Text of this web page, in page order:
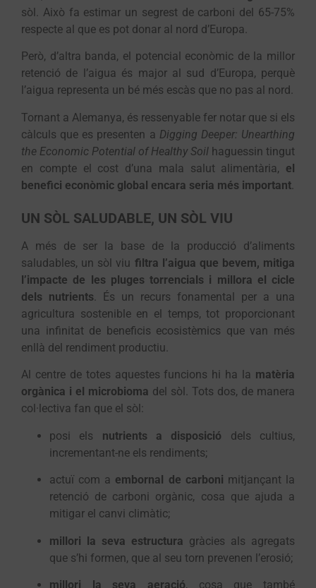
sòl. Això fa estimar un segrest de carboni del 65-75%
respecte al que es pot donar al nord d’Europa.
Però, d’altra banda, el potencial econòmic de la millor
retenció de l’aigua és major al sud d’Europa, perquè
l’aigua representa un bé més escàs que no pas al nord.
Tornant a Alemanya, és ressenyable fer notar que si els
càlculs que es presenten a Digging Deeper: Unearthing
the Economic Potential of Healthy Soil haguessin tingut
en compte el cost d’una mala salut alimentària, el
benefici econòmic global encara seria més important
UN SÒL SALUDABLE, UN SÒL VIU
A més de ser la base de la producció d’aliments
saludables, un sòl viu filtra l’aigua que bevem, mitiga
l’impacte de les pluges torrencials i millora el cicle
dels nutrients. És un recurs fonamental per a una
agricultura sostenible en el temps, tot proporcionant
una infinitat de beneficis ecosistèmics que van més
enllà del rendiment productiu.
Al centre de totes aquestes funcions hi ha la matèria
orgànica i el microbioma del sòl. Tots dos, de manera
col·lectiva fan que el sòl:
posi els nutrients a disposició dels cultius,
incrementant-ne els rendiments;
actuï com a embornal de carboni mitjançant la
retenció de carboni orgànic, cosa que ajuda a
mitigar el canvi climàtic;
millori la seva estructura gràcies als agregats
que s’hi formen, que al seu torn prevenen l’erosió;
millori la seva aeració, cosa que també